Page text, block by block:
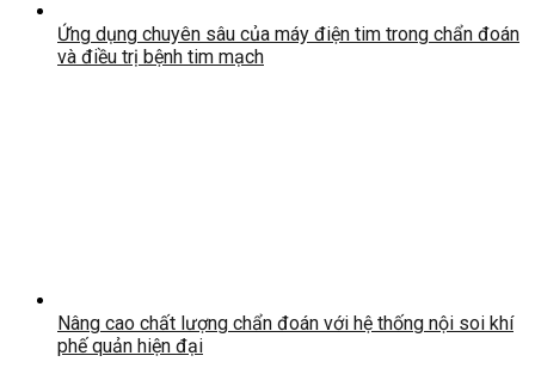
Ứng dụng chuyên sâu của máy điện tim trong chẩn đoán
và điều trị bệnh tim mạch
Nâng cao chất lượng chẩn đoán với hệ thống nội soi khí
phế quản hiện đại